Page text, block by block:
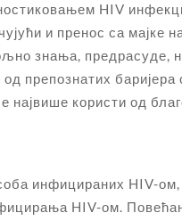
HIV
и пренос са мајке
знања, предрасуде,
препознатих
користи од
инфицираних HIV-ом,
HIV-ом.